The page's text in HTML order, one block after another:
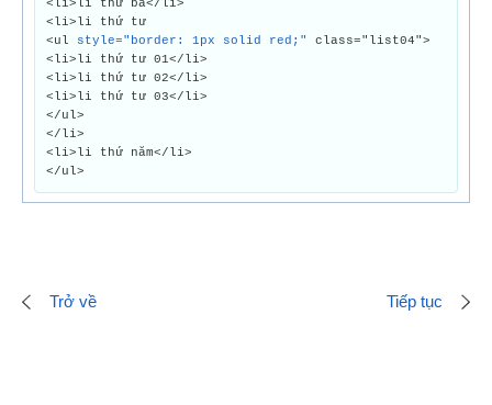
<li>li thứ ba</li>
<li>li thứ tư
<ul style="border: 1px solid red;"
class="list04">
<li>li thứ tư 01</li>
<li>li thứ tư 02</li>
<li>li thứ tư 03</li>
</ul>
</li>
<li>li thứ năm</li>
</ul>
Trở về Tiếp tục